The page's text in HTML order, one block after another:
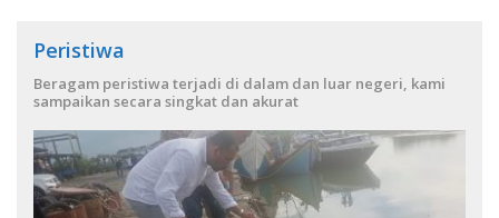
Peristiwa
Beragam peristiwa terjadi di dalam dan luar negeri, kami
sampaikan secara singkat dan akurat